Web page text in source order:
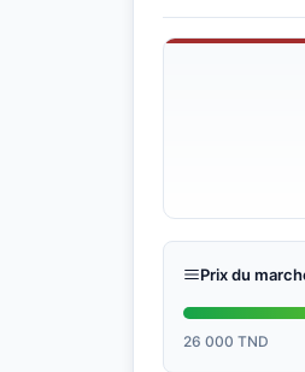
Prix du
26 000 TND